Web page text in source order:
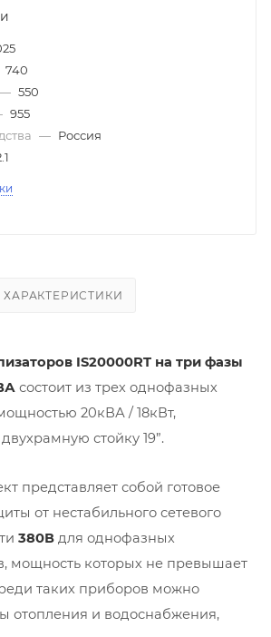
740
— 550
955
— Россия
ХАРАКТЕРИСТИКИ
IS20000RT на три фазы
состоит из трех однофазных
20кВА / 18кВт,
стойку 19”.
представляет собой готовое
от нестабильного сетевого
380В для однофазных
мощность которых не превышает
таких приборов можно
отопления и водоснабжения,